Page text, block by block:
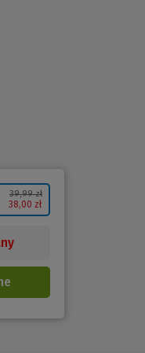
39,99 zł
38,00 zł